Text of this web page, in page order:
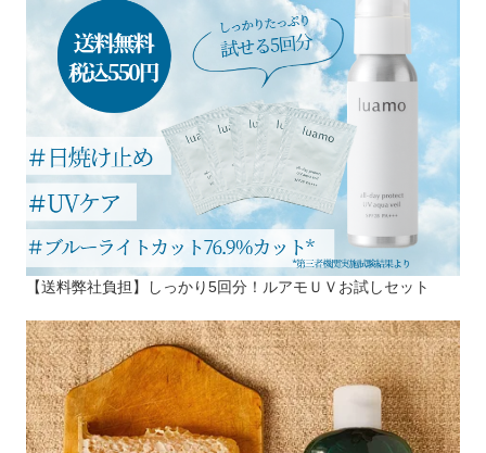
【送料弊社負担】しっかり5回分！ルアモＵＶお試しセット